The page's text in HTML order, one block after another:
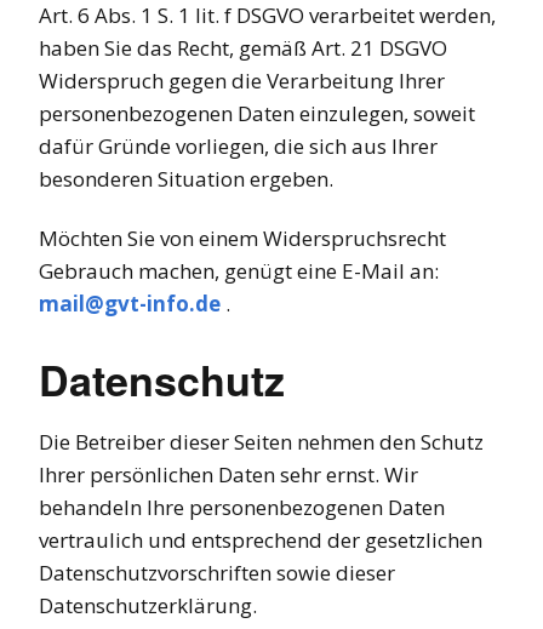
Art. 6 Abs. 1 S. 1 lit. f DSGVO verarbeitet werden,
haben Sie das Recht, gemäß Art. 21 DSGVO
Widerspruch gegen die Verarbeitung Ihrer
personenbezogenen Daten einzulegen, soweit
dafür Gründe vorliegen, die sich aus Ihrer
besonderen Situation ergeben.
Möchten Sie von einem Widerspruchsrecht
Gebrauch machen, genügt eine E-Mail an:
mail@gvt-info.de .
Datenschutz
Die Betreiber dieser Seiten nehmen den Schutz
Ihrer persönlichen Daten sehr ernst. Wir
behandeln Ihre personenbezogenen Daten
vertraulich und entsprechend der gesetzlichen
Datenschutzvorschriften sowie dieser
Datenschutzerklärung.